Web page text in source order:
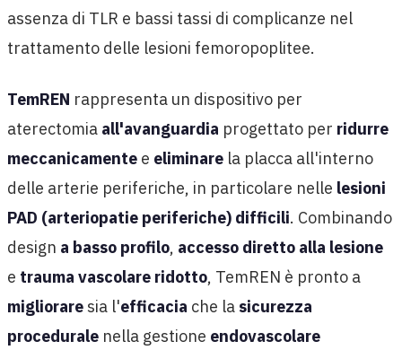
assenza di TLR e bassi tassi di complicanze nel
trattamento delle lesioni femoropoplitee.
TemREN rappresenta un dispositivo per
aterectomia all'avanguardia progettato per ridurre
meccanicamente e eliminare la placca all'interno
delle arterie periferiche, in particolare nelle lesioni
PAD (arteriopatie periferiche) difficili. Combinando
design a basso profilo, accesso diretto alla lesione
e trauma vascolare ridotto, TemREN è pronto a
migliorare sia l'efficacia che la sicurezza
procedurale nella gestione endovascolare